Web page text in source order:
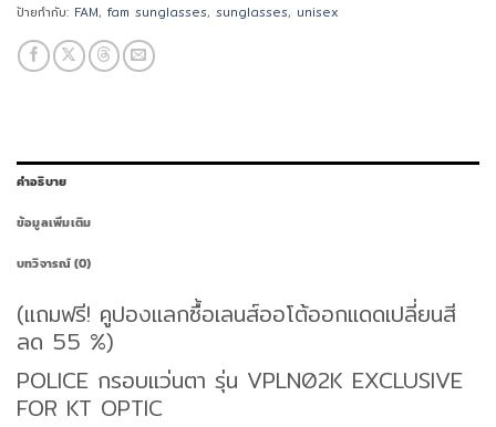
ป้ายกำกับ: FAM, fam sunglasses, sunglasses, unisex
คำอธิบาย
ข้อมูลเพิ่มเติม
บทวิจารณ์ (0)
(แถมฟรี! คูปองแลกซื้อเลนส์ออโต้ออกแดดเปลี่ยนสี
ลด 55 %)
POLICE กรอบแว่นตา รุ่น VPLN02K EXCLUSIVE
FOR KT OPTIC